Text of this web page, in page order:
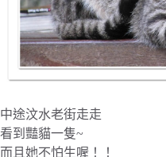
中途汶水老街走走
看到豔貓一隻~
而且她不怕生喔！！